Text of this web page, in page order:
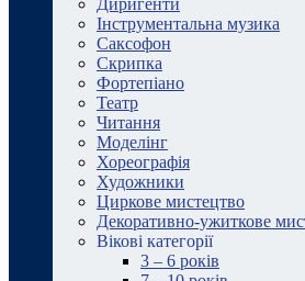
Диригенти
Інструментальна музика
Саксофон
Скрипка
Фортепіано
Театр
Читання
Моделінг
Хореографія
Художники
Циркове мистецтво
Декоративно-ужиткове
Вікові категорії
3 – 6 років